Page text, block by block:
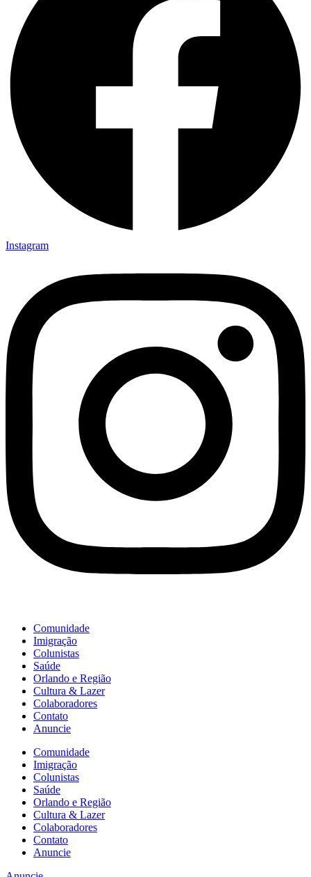
Instagram
Comunidade
Imigração
Colunistas
Saúde
Orlando e Região
Cultura & Lazer
Colaboradores
Contato
Anuncie
Comunidade
Imigração
Colunistas
Saúde
Orlando e Região
Cultura & Lazer
Colaboradores
Contato
Anuncie